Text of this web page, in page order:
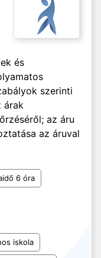
és
szerinti
árak
az áru
az áruval
6 óra
iskola